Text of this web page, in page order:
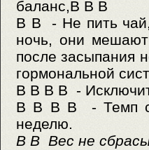
баланс,В В В
В В - Не пить
ночь, они мешают
после засыпания
гормональной
В В В В -
В В В В - Темп
неделю.
В В Вес не